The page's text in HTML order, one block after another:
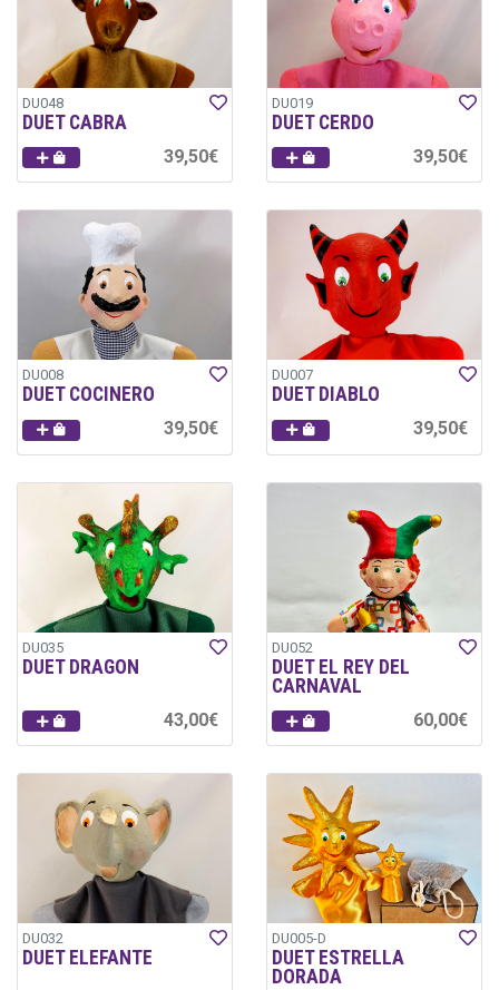
DU048
DUET CABRA
39,50€
DU019
DUET CERDO
39,50€
DU008
DUET COCINERO
39,50€
DU007
DUET DIABLO
39,50€
DU035
DUET DRAGON
43,00€
DU052
DUET EL REY DEL
CARNAVAL
60,00€
DU032
DUET ELEFANTE
DU005-D
DUET ESTRELLA
DORADA